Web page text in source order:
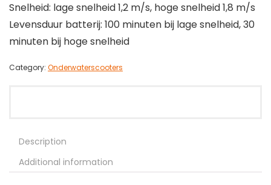
Snelheid: lage snelheid 1,2 m/s, hoge snelheid 1,8 m/s
Levensduur batterij: 100 minuten bij lage snelheid, 30
minuten bij hoge snelheid
Category: Onderwaterscooters
Description
Additional information